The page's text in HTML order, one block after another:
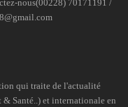
nous(00228) 70171191 /
qui traite de l'actualité
Santé..) et internationale en